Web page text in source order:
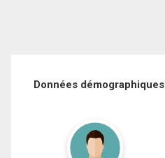
Données démographiques